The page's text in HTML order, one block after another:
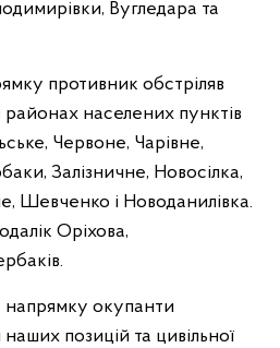
Вугледара та
противник обстріляв
районах населених пунктів
Червоне, Чарівне,
Залізничне, Новосілка,
Шевченко і Новоданилівка.
Оріхова,
окупанти
позицій та цивільної